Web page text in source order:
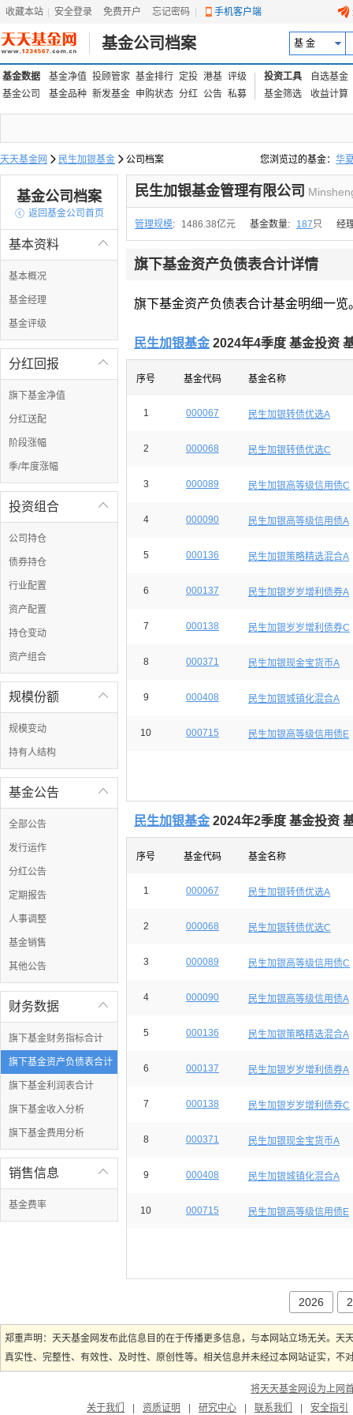
收藏本站 安全登录 免费开户 忘记密码 手机客户端
基金公司档案 基 金
基金数据 基金净值 投顾管家 基金排行 定投 港基 评级
基金公司
基金品种 新发基金 申购状态 分红 公告 私募
投资工具
自选基金
基金筛选
收益计算
天天基金网  民生加银基金  公司档案 您浏览过的基金： 华
易方达上证中盘ETF联
基金公司档案
 返回基金公司首页

基本资料
基本概况
基金经理
基金评级

分红回报
旗下基金净值
分红送配
阶段涨幅
季/年度涨幅

投资组合
公司持仓
债券持仓
行业配置
资产配置
持仓变动
资产组合

规模份额
规模变动
持有人结构

基金公告
全部公告
发行运作
分红公告
定期报告
人事调整
基金销售
其他公告

财务数据
旗下基金财务指标合计
旗下基金资产负债表合计
旗下基金利润表合计
旗下基金收入分析
旗下基金费用分析

销售信息
基金费率
民生加银基金管理有限公司
管理规模: 1486.38亿元 基金数量: 187只 经
旗下基金资产负债表合计详情
旗下基金资产负债表合计基金明细一览
民生加银基金 2024年4季度 基金投资
序号 基金代码 基金名称
1 000067 民生加银转债优选A
2 000068 民生加银转债优选C
3 000089 民生加银高等级信用债C
4 000090 民生加银高等级信用债A
5 000136 民生加银策略精选混合A
6 000137 民生加银岁岁增利债券A
7 000138 民生加银岁岁增利债券C
8 000371 民生加银现金宝货币A
9 000408 民生加银城镇化混合A
10 000715 民生加银高等级信用债E
民生加银基金 2024年2季度 基金投资
序号 基金代码 基金名称
1 000067 民生加银转债优选A
2 000068 民生加银转债优选C
3 000089 民生加银高等级信用债C
4 000090 民生加银高等级信用债A
5 000136 民生加银策略精选混合A
6 000137 民生加银岁岁增利债券A
7 000138 民生加银岁岁增利债券C
8 000371 民生加银现金宝货币A
9 000408 民生加银城镇化混合A
10 000715 民生加银高等级信用债E
2026
郑重声明：天天基金网发布此信息目的在于传播更多信息，与本网站立场无关。
真实性、完整性、有效性、及时性、原创性等。相关信息并未经过本网站证实，
将天天基金网设为上网
关于我们
资质证明 研究中心 联系我们 安全指引